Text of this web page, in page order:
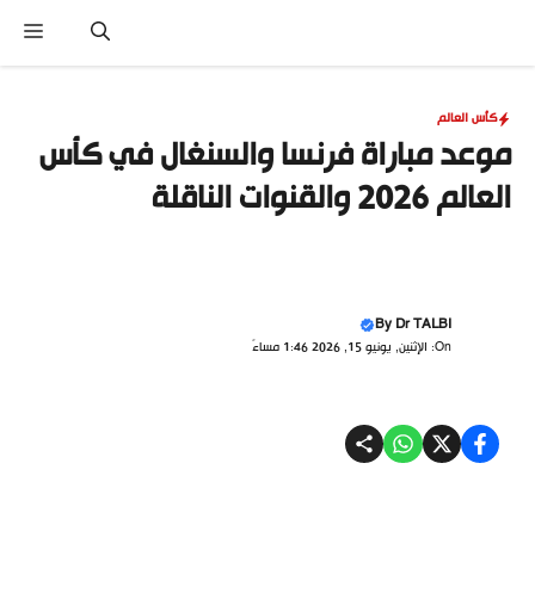
المحتوى
كأس العالم
موعد مباراة فرنسا والسنغال في كأس
العالم 2026 والقنوات الناقلة
ByDr TALBI
On: الإثنين, يونيو 15, 2026 1:46 مساءً